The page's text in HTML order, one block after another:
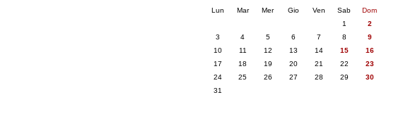
Lun Mar Mer Gio Ven Sab
Dom
1
2
3
4 5 6 7 8
9
10
11 12 13 14 15
16
17
18 19 20 21 22
23
24
25 26 27 28 29
30
31